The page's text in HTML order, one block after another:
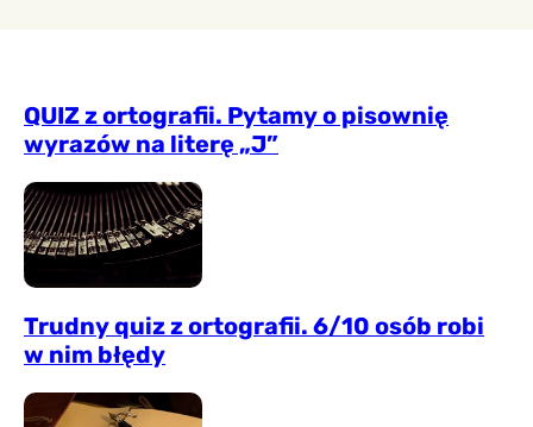
QUIZ z ortografii. Pytamy o pisownię
wyrazów na literę „J”
Trudny quiz z ortografii. 6/10 osób robi
w nim błędy